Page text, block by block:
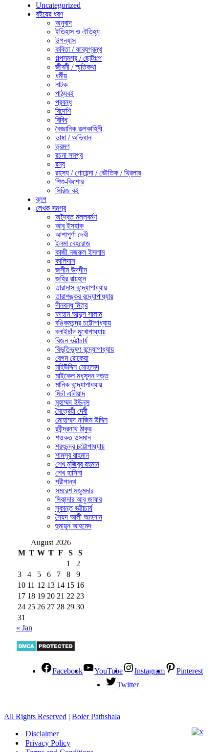
Uncategorized
বইয়ের ধরণ
অনুবাদ
ইতিহাস ও ঐতিহ্য
উপন্যাস
কবিতা / কাব্যগ্রন্থ
গল্পসমগ্র / ছোটগল্প
জীবনী / স্মৃতিকথা
ধর্মীয়
নাটক
পাঠ্যবই
প্রবন্ধ
বিদেশি
বিবিধ
বৈজ্ঞানিক কল্পকাহিনী
ভাষা / অভিধান
ভ্রমণ
রচনা সমগ্র
রম্য
রহস্য / গোয়েন্দা / ভৌতিক / থ্রিলার
শিশু-কিশোর
সিরিজ বই
ব্লগ
লেখক সমগ্র
অদ্বৈত মল্লবর্মণ
আবু ইসহাক
আশাপূর্ণা দেবী
ইলমা বেহরোজ
কাজী নজরুল ইসলাম
কালিদাস
জসীম উদ্‌দীন
জহির রায়হান
তারাদাস বন্দ্যোপাধ্যায়
তারাশঙ্কর বন্দ্যোপাধ্যায়
দীনবন্ধু মিত্র
ফাহাম আব্দুস সালাম
বঙ্কিমচন্দ্র চট্টোপাধ্যায়
বলাইচাঁদ মুখোপাধ্যায়
বিজন ভট্টাচার্য
বিভূতিভূষণ বন্দ্যোপাধ্যায়
বেগম রোকেয়া
মহিউদ্দিন মোহাম্মদ
মাইকেল মধুসূদন দত্ত
মানিক বন্দ্যোপাধ্যায়
মির্চা এলিয়াদ
মুহাম্মদ ইউনুস
মৈত্রেয়ী দেবী
মোহাম্মদ নাজিম উদ্দিন
রবীন্দ্রনাথ ঠাকুর
শওকত ওসমান
শরৎচন্দ্র চট্টোপাধ্যায়
শামসুর রাহমান
শেখ মুজিবুর রহমান
শেখ হাসিনা
শ্রীপান্থ
সমরেশ মজুমদার
সিকান্দার আবু জাফর
সুকান্ত ভট্টাচার্য
সৈয়দ আলী আহসান
হুমায়ূন আহমেদ
August 2026
M T W T F S
S
1
2
3
4 5 6 7 8
9
10 11 12 13 14 15 16
17 18 19 20 21 22 23
24 25 26 27 28 29 30
31
« Jan
Facebook YouTube Instagram
Pinterest
Twitter
All Rights Reserved | Boier Pathshala
Disclaimer
Privacy Policy